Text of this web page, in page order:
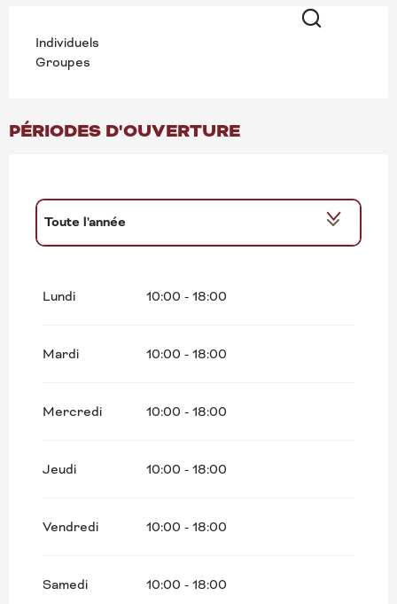
Individuels
Groupes
PÉRIODES D'OUVERTURE
Toute l'année
Toute l'année 2029
Toute l'année 2033
Toute l'année 2034
Lundi 10:00 - 18:00
Mardi 10:00 - 18:00
Mercredi 10:00 - 18:00
Jeudi 10:00 - 18:00
Vendredi 10:00 - 18:00
Samedi 10:00 - 18:00